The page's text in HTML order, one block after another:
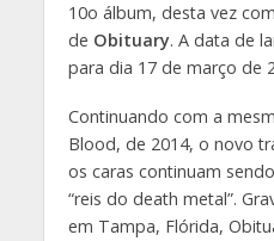
10o álbum, desta vez
de Obituary. A data de
para dia 17 de março de
Continuando com a
Blood, de 2014, o novo
os caras continuam
“reis do death metal”.
em Tampa, Flórida,